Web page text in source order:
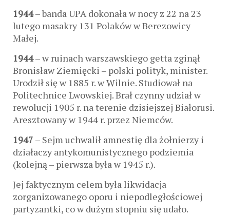
1944– banda UPA dokonała w nocy z 22 na 23
lutego masakry 131 Polaków w Berezowicy
Małej.
1944– w ruinach warszawskiego getta zginął
Bronisław Ziemięcki – polski polityk, minister.
Urodził się w 1885 r. w Wilnie. Studiował na
Politechnice Lwowskiej. Brał czynny udział w
rewolucji 1905 r. na terenie dzisiejszej Białorusi.
Aresztowany w 1944 r. przez Niemców.
1947 – Sejm uchwalił amnestię dla żołnierzy i
działaczy antykomunistycznego podziemia
(kolejną – pierwsza była w 1945 r.).
Jej faktycznym celem była likwidacja
zorganizowanego oporu i niepodległościowej
partyzantki, co w dużym stopniu się udało.